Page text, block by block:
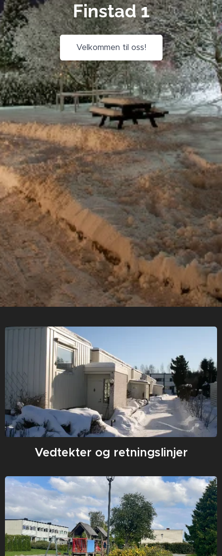
Finstad 1
Velkommen til oss!
Vedtekter og retningslinjer